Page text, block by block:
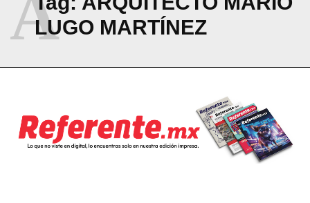
PRIVACY POLICY
NEWSLETTER
LUGO MARTÍNEZ
A